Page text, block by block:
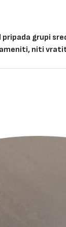
pripada grupi
niti